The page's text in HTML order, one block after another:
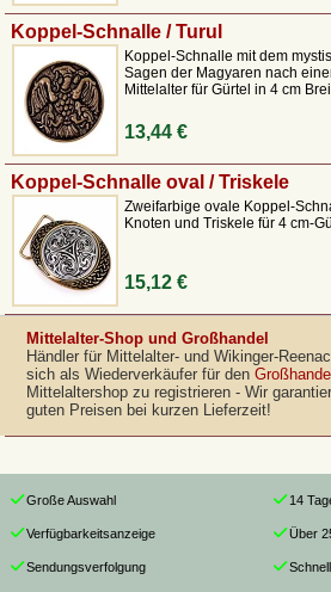
Koppel-Schnalle / Turul
Koppel-Schnalle mit dem
Sagen der Magyaren nach
Mittelalter für Gürtel in 4 cm
13,44 €
Koppel-Schnalle oval / Triskele
Zweifarbige ovale Koppel-
Knoten und Triskele für 4 cm-
15,12 €
Mittelalter-Shop und Großhandel
Händler für Mittelalter- und Wikinger-
sich als Wiederverkäufer für den Großhandel
Mittelaltershop zu registrieren - Wir
guten Preisen bei kurzen Lieferzeit!
Große Auswahl
Verfügbarkeitsanzeige
Sendungsverfolgung
14
Über